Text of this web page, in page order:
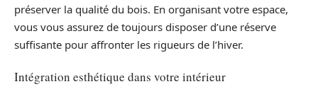
préserver la qualité du bois. En organisant votre espace,
vous vous assurez de toujours disposer d’une réserve
suffisante pour affronter les rigueurs de l’hiver.
Intégration esthétique dans votre intérieur